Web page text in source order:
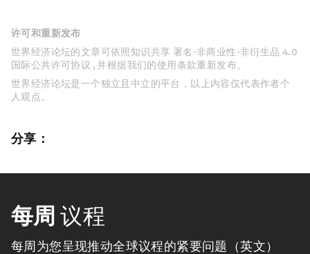
许可和重新发布
世界经济论坛的文章可依照知识共享 署名-非商业性-非衍生品 4.0
国际公共许可协议 , 并根据我们的使用条款重新发布。
世界经济论坛是一个独立且中立的平台，以上内容仅代表作者个
人观点。
分享：
每周 议程
每周为您呈现推动全球议程的紧要问题（英文）